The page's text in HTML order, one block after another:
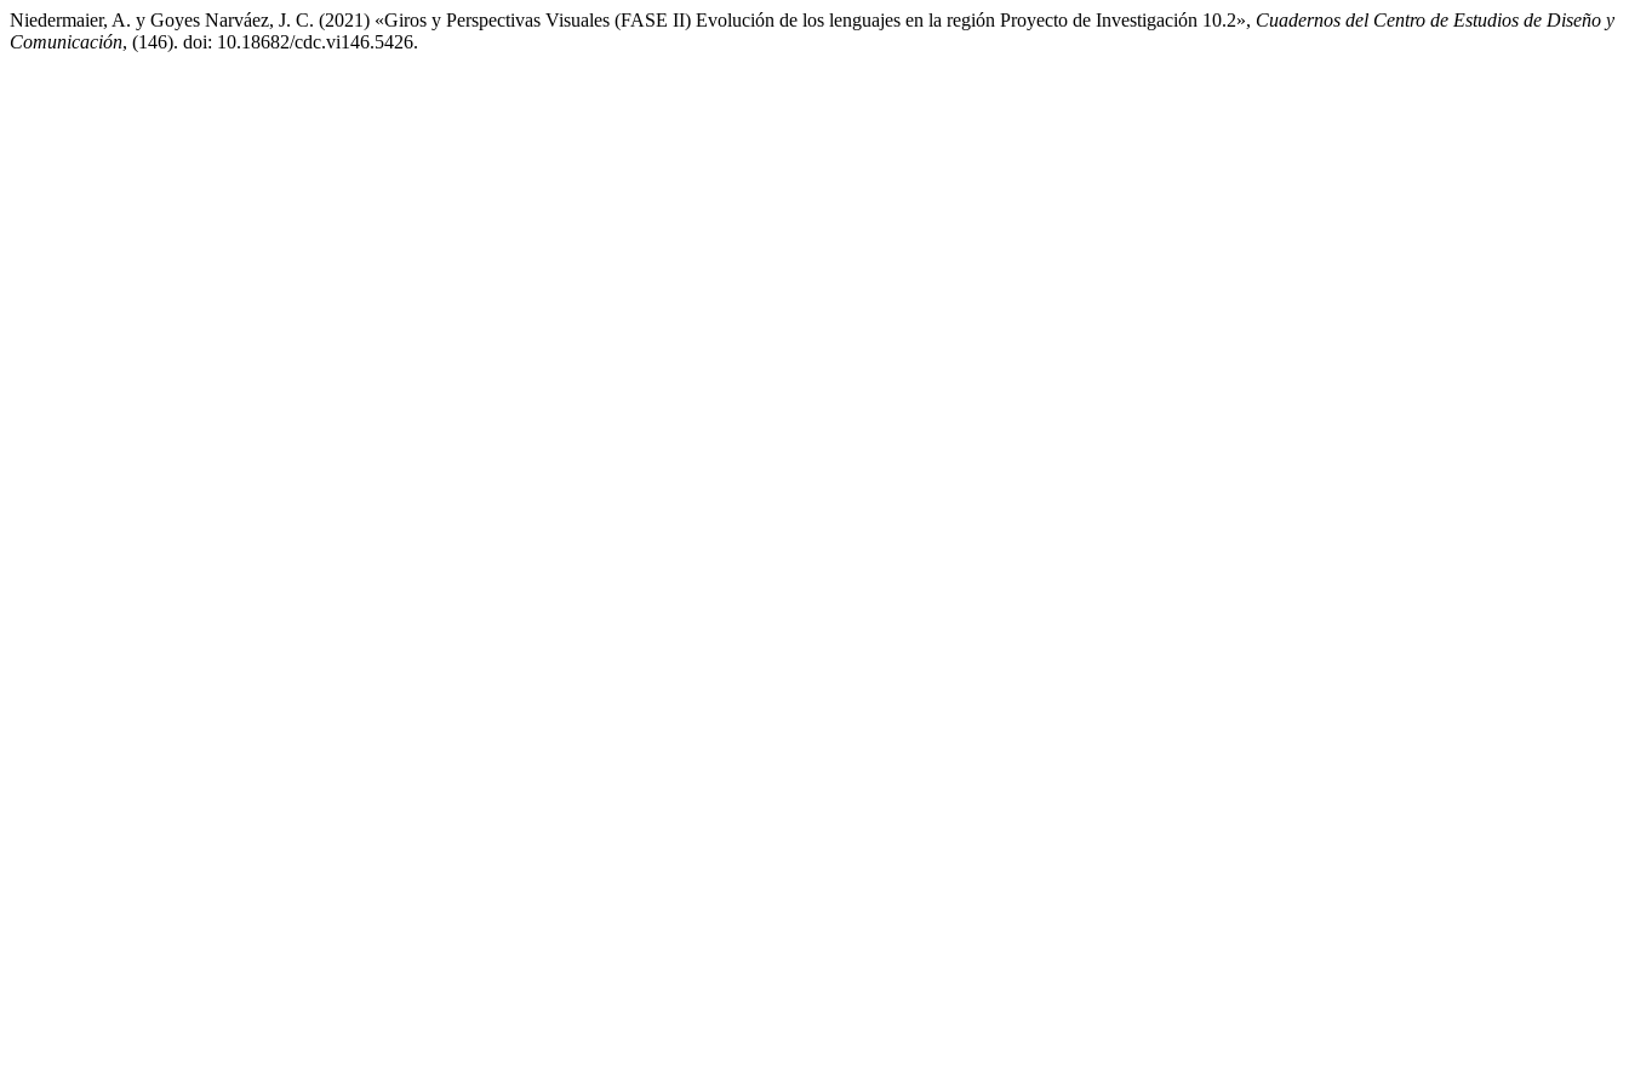
Niedermaier, A. y Goyes Narváez, J. C. (2021) «Giros y Perspectivas Visuales (FASE II) Evolución de los lenguajes en la región Proyecto de Investigación 10.2», Cuadernos del Centro de Estudios de Diseño y
Comunicación, (146). doi: 10.18682/cdc.vi146.5426.